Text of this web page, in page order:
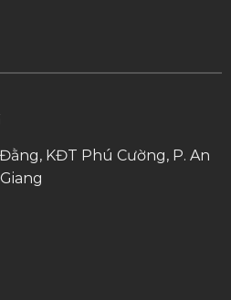
KĐT Phú Cường, P. An